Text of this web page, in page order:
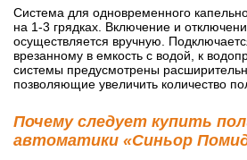
Система для одновременного
на 1-3 грядках. Включение и
осуществляется вручную.
врезанному в емкость с водой, к
системы предусмотрены
позволяющие увеличить количество
Почему следует купить
автоматики «Синьор